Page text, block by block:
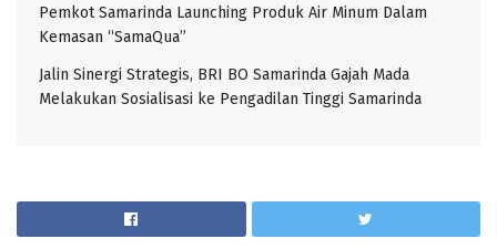
Pemkot Samarinda Launching Produk Air Minum Dalam
Kemasan “SamaQua”
Jalin Sinergi Strategis, BRI BO Samarinda Gajah Mada
Melakukan Sosialisasi ke Pengadilan Tinggi Samarinda